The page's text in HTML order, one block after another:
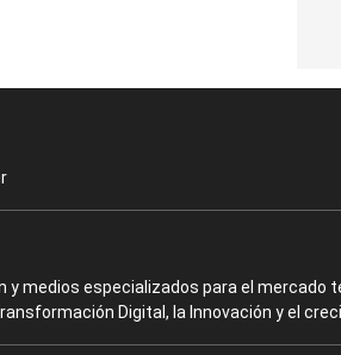
y medios especializados para el
Digital, la Innovación y el